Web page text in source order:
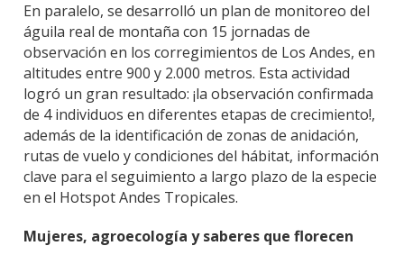
En paralelo, se desarrolló un plan de monitoreo del
águila real de montaña con 15 jornadas de
observación en los corregimientos de Los Andes, en
altitudes entre 900 y 2.000 metros. Esta actividad
logró un gran resultado: ¡la observación confirmada
de 4 individuos en diferentes etapas de crecimiento!,
además de la identificación de zonas de anidación,
rutas de vuelo y condiciones del hábitat, información
clave para el seguimiento a largo plazo de la especie
en el Hotspot Andes Tropicales.
Mujeres, agroecología y saberes que florecen